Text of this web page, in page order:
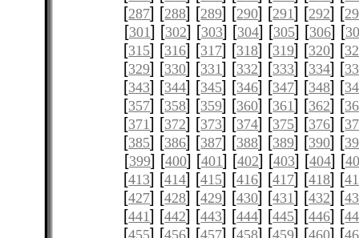
[287] [288] [289] [290] [291] [292] [
[301] [302] [303] [304] [305] [306] [
[315] [316] [317] [318] [319] [320] [
[329] [330] [331] [332] [333] [334] [
[343] [344] [345] [346] [347] [348] [
[357] [358] [359] [360] [361] [362] [
[371] [372] [373] [374] [375] [376] [
[385] [386] [387] [388] [389] [390] [
[399] [400] [401] [402] [403] [404] [
[413] [414] [415] [416] [417] [418] [
[427] [428] [429] [430] [431] [432] [
[441] [442] [443] [444] [445] [446] [
[455] [456] [457] [458] [459] [460] [